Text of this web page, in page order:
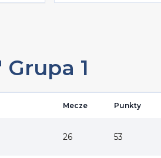
1
Mecze Punkty
26 53